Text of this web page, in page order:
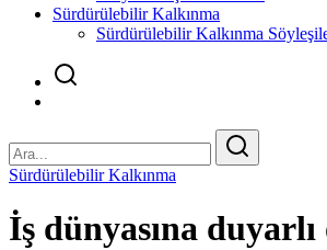
Sürdürülebilir Kalkınma
Sürdürülebilir Kalkınma
Sürdürülebilir Kalkınma
İş dünyasına duyarlı